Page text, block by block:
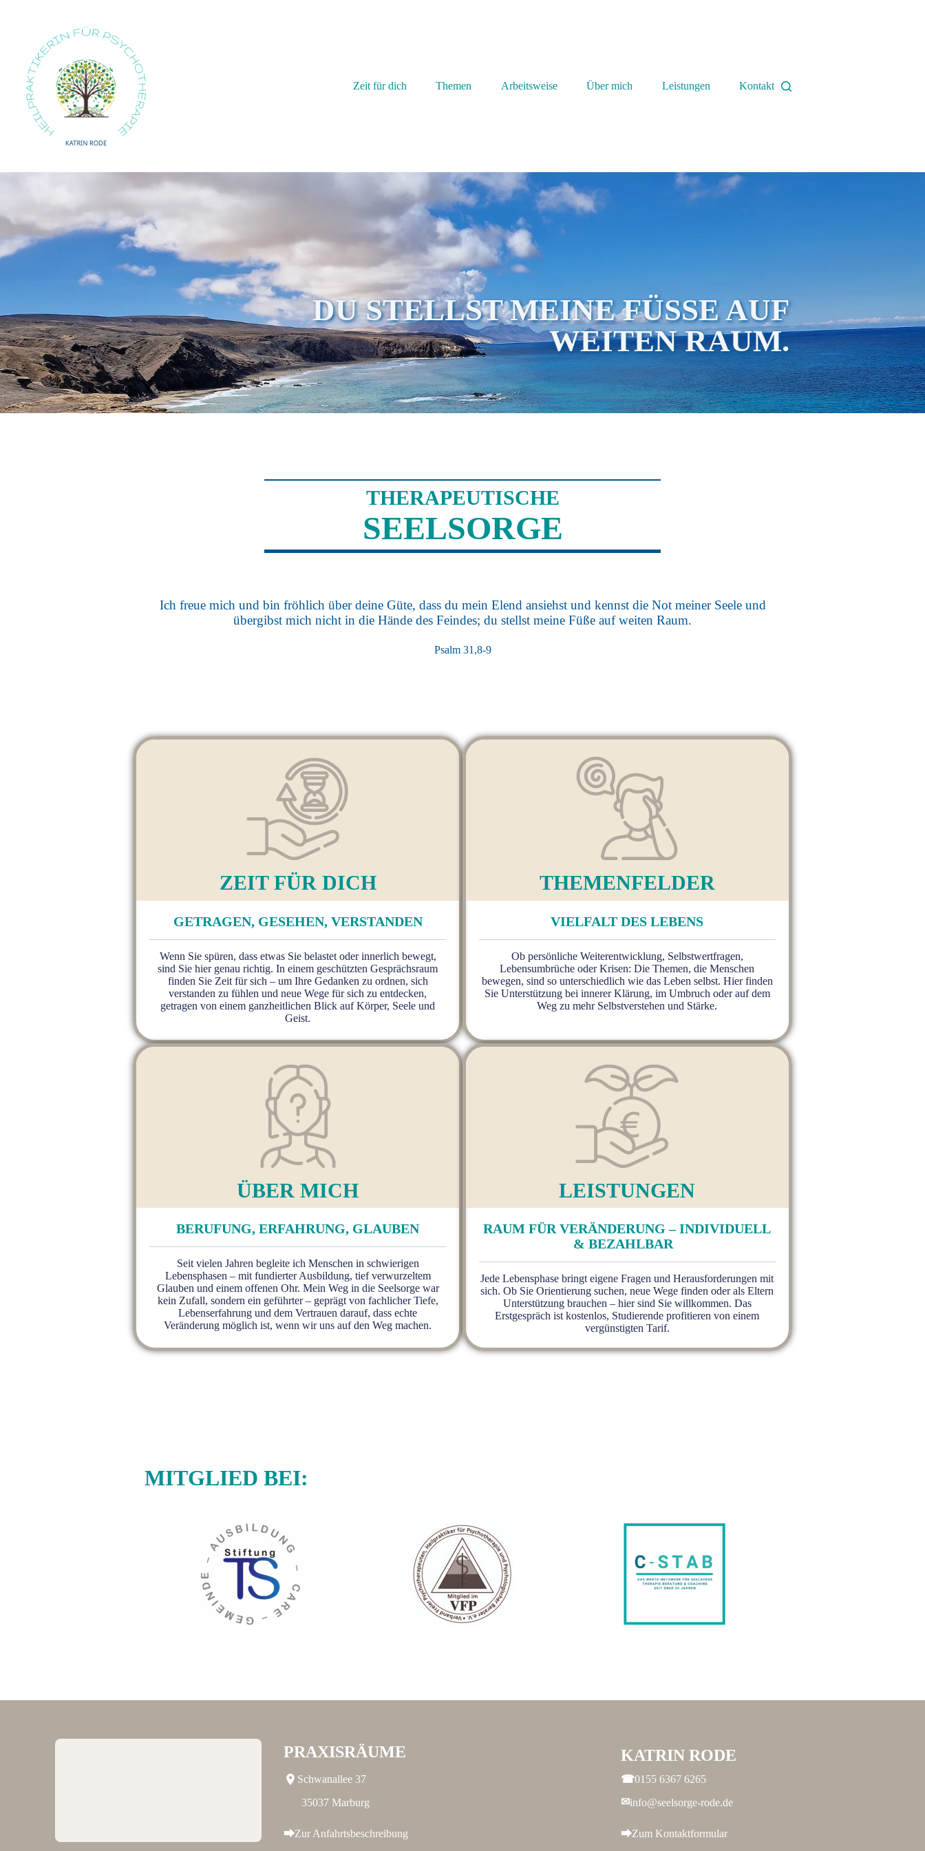
Zeit für dich Themen Arbeitsweise Über mich Leistungen Kontakt
DU STELLST MEINE FÜSSE AUF W
EITEN RAUM.
THERAPEUTISCHE
SEELSORGE
Ich freue mich und bin fröhlich über deine Güte, dass du mein Elend ansiehst und kennst die Not meiner Seele und
übergibst mich nicht in die Hände des Feindes; du stellst meine Füße auf weiten Raum.
Psalm 31,8-9
ZEIT FÜR DICH
GETRAGEN, GESEHEN, VERSTANDEN
Wenn Sie spüren, dass etwas Sie belastet oder innerlich bewegt,
sind Sie hier genau richtig. In einem geschützten Gesprächsraum
finden Sie Zeit für sich – um Ihre Gedanken zu ordnen, sich
verstanden zu fühlen und neue Wege für sich zu entdecken,
getragen von einem ganzheitlichen Blick auf Körper, Seele und
Geist.
THEMEN­FELDER
VIELFALT DES LEBENS
Ob persönliche Weiterentwicklung, Selbstwertfragen,
Lebensumbrüche oder Krisen: Die Themen, die Menschen
bewegen, sind so unterschiedlich wie das Leben selbst. Hier finden
Sie Unterstützung bei innerer Klärung, im Umbruch oder auf dem
Weg zu mehr Selbstverstehen und Stärke.
ÜBER MICH
BERUFUNG, ERFAHRUNG, GLAUBEN
Seit vielen Jahren begleite ich Menschen in schwierigen
Lebensphasen – mit fundierter Ausbildung, tief verwurzeltem
Glauben und einem offenen Ohr. Mein Weg in die Seelsorge war
kein Zufall, sondern ein geführter – geprägt von fachlicher Tiefe,
Lebenserfahrung und dem Vertrauen darauf, dass echte
Veränderung möglich ist, wenn wir uns auf den Weg machen.
LEISTUN­GEN
RAUM FÜR VERÄNDERUNG – INDIVIDUELL
& BEZAHLBAR
Jede Lebensphase bringt eigene Fragen und Herausforderungen mit
sich. Ob Sie Orientierung suchen, neue Wege finden oder als Eltern
Unterstützung brauchen – hier sind Sie willkommen. Das
Erstgespräch ist kostenlos, Studierende profitieren von einem
vergünstigten Tarif.
MITGLIED BEI:
PRAXISRÄUME
Schwanallee 37
35037 Marburg
Zur Anfahrtsbeschreibung
KATRIN RODE
0155 6367 6265
info@seelsorge-rode.de
Zum Kontaktformular